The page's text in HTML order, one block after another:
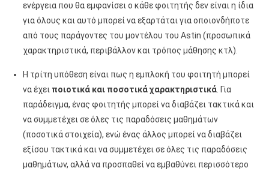
ενέργεια που θα εμφανίσει ο κάθε φοιτητής δεν είναι η ίδια
για όλους και αυτό μπορεί να εξαρτάται για οποιονδήποτε
από τους παράγοντες του μοντέλου του Astin (προσωπικά
χαρακτηριστικά, περιβάλλον και τρόπος μάθησης κτλ).
Η τρίτη υπόθεση είναι πως η εμπλοκή του φοιτητή μπορεί
να έχει ποιοτικά και ποσοτικά χαρακτηριστικά. Για
παράδειγμα, ένας φοιτητής μπορεί να διαβάζει τακτικά και
να συμμετέχει σε όλες τις παραδόσεις μαθημάτων
(ποσοτικά στοιχεία), ενώ ένας άλλος μπορεί να διαβάζει
εξίσου τακτικά και να συμμετέχει σε όλες τις παραδόσεις
μαθημάτων, αλλά να προσπαθεί να εμβαθύνει περισσότερο